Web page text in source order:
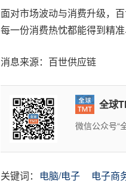
面对市场波动与消费升级，
每一份消费热忱都能得到精准
消息来源：百世供应链
全球
微信公众号“
关键词： 电脑/电子 电子商